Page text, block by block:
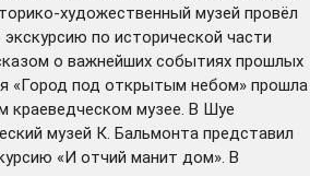
художественный музей провёл
по исторической части
о важнейших событиях прошлых
«Город под открытым небом» прошла
краеведческом музее. В Шуе
музей К. Бальмонта представил
«И отчий манит дом». В